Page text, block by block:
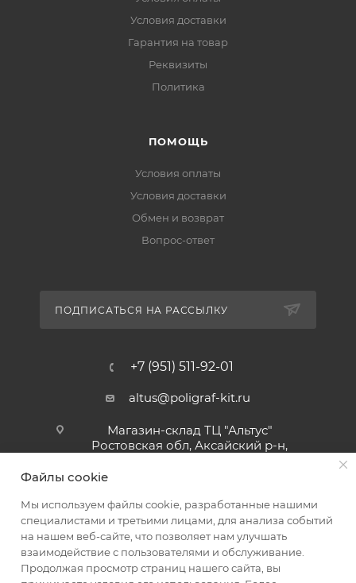
Условия доставки
Гарантия на товар
Реквизиты
Политика
ПОМОЩЬ
Условия оплаты
Условия доставки
Обмен и возврат
Вопрос-ответ
ПОДПИСАТЬСЯ НА РАССЫЛКУ
+7 (951) 511-92-01
altus@poligraf-kit.ru
Магазин-склад ТЦ "Альтус"
Ростовская обл, Аксайский р-н,
Кольцо, 3, ТЦ "Альтус" 1 этаж
Файлы cookie
Мы используем файлы cookie, разработанные нашими
специалистами и третьими лицами, для анализа событий
на нашем веб-сайте, что позволяет нам улучшать
взаимодействие с пользователями и обслуживание.
Продолжая просмотр страниц нашего сайта, вы